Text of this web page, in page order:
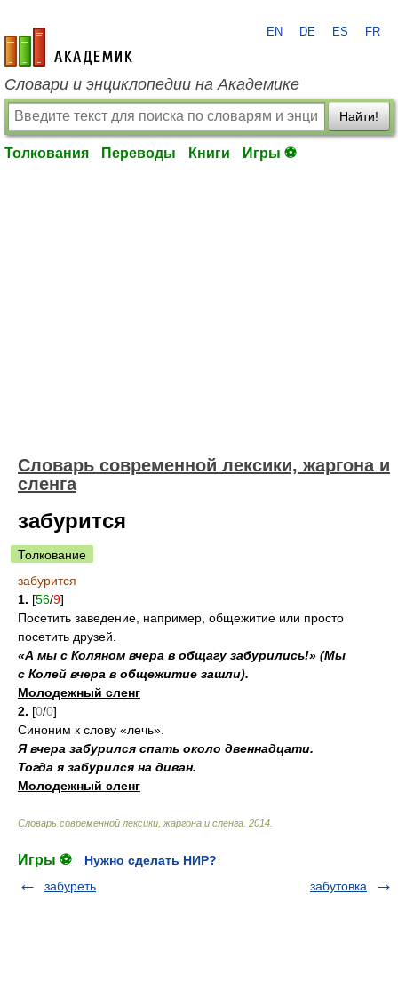
academic.ru
EN DE ES FR
Словари и энциклопедии на Академике
Найти!
Толкования Переводы Книги Игры ⚽
Cловарь современной лексики, жаргона и
сленга
забурится
Толкование
забурится
1. [56/9]
Посетить заведение, например, общежитие или просто
посетить друзей.
«А мы с Коляном вчера в общагу забурились!» (Мы
с Колей вчера в общежитие зашли).
Молодежный сленг
2. [0/0]
Синоним к слову «лечь».
Я вчера забурился спать около двеннадцати.
Тогда я забурился на диван.
Молодежный сленг
Cловарь современной лексики, жаргона и сленга 2014
Игры ⚽
Нужно сделать НИР?
забуреть
забутовка